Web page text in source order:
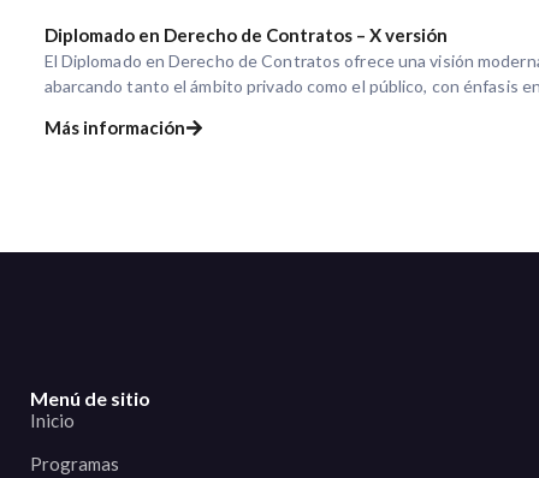
Diplomado en Derecho de Contratos – X versión
El Diplomado en Derecho de Contratos ofrece una visión
abarcando tanto el ámbito privado como el público, con énfasis
Más información
Menú de sitio
Inicio
Programas